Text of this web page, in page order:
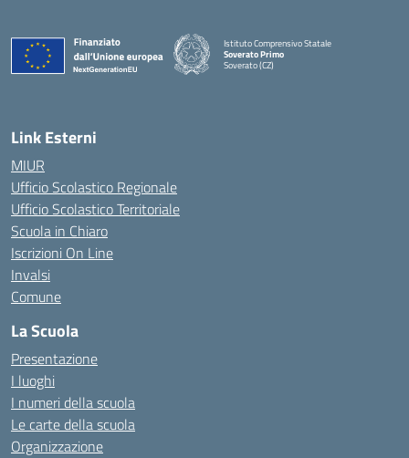
Istituto Comprensivo Statale
Soverato Primo
Soverato (CZ)
Link Esterni
MIUR
Ufficio Scolastico Regionale
Ufficio Scolastico Territoriale
Scuola in Chiaro
Iscrizioni On Line
Invalsi
Comune
La Scuola
Presentazione
I luoghi
I numeri della scuola
Le carte della scuola
Organizzazione